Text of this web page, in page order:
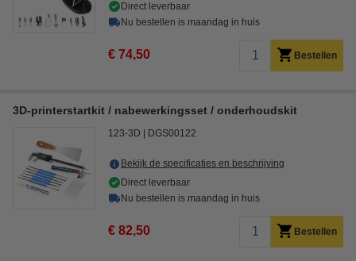
Direct leverbaar
Nu bestellen is maandag in huis
€ 74,50 Bestellen
3D-printerstartkit / nabewerkingsset / onderhoudskit
123-3D DGS00122
Bekijk de specificaties en beschrijving
Direct leverbaar
Nu bestellen is maandag in huis
€ 82,50 Bestellen